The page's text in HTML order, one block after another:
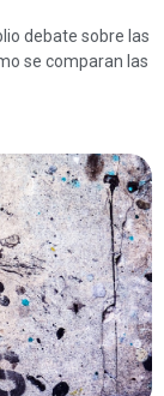
debate sobre las
se comparan las